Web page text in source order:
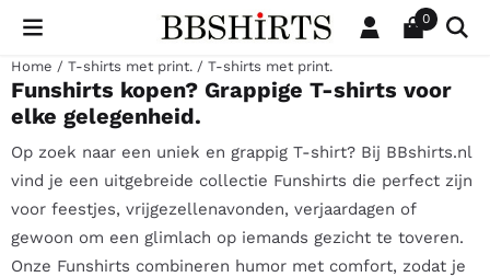
Cookievoorkeuren zijn beschikbaar. Kies instellingen of sta
0
Home / T-shirts met print. / T-shirts met print.
Funshirts kopen? Grappige T-shirts voor
elke gelegenheid.
Op zoek naar een uniek en grappig T-shirt? Bij BBshirts.nl
vind je een uitgebreide collectie Funshirts die perfect zijn
voor feestjes, vrijgezellenavonden, verjaardagen of
gewoon om een glimlach op iemands gezicht te toveren.
Onze Funshirts combineren humor met comfort, zodat je